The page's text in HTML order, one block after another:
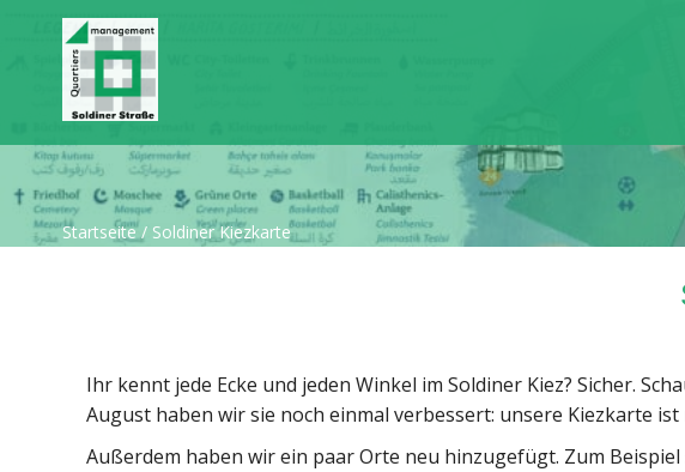
Startseite/ Soldiner Kiezkarte
Ihr kennt jede Ecke und jeden Winkel im Soldiner Kiez? Sicher.
August haben wir sie noch einmal verbessert: unsere Kiezkarte
Außerdem haben wir ein paar Orte neu hinzugefügt. Zum